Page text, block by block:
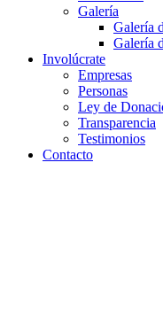
Galería
Galería
Galería
Involúcrate
Empresas
Personas
Ley de
Transparencia
Testimonios
Contacto